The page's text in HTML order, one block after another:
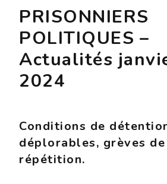
PRISONNIERS
POLITIQUES –
Actualités
2024
Conditions de
déplorables, grèves
répétition.